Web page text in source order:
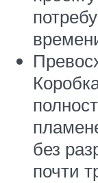
без
почти